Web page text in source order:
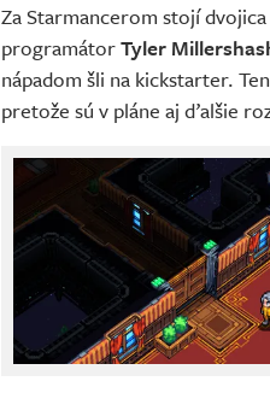
Za Starmancerom stojí
programátorTyler
nápadom šli na kickstarter.
pretože sú v pláne aj ďalšie